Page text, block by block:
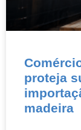
proteja
madeira